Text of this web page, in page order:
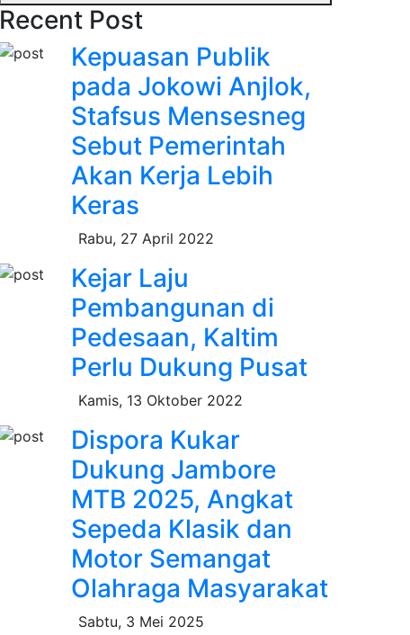
Recent Post
Kepuasan Publik
pada Jokowi Anjlok,
Stafsus Mensesneg
Sebut Pemerintah
Akan Kerja Lebih
Keras
Rabu, 27 April 2022
Kejar Laju
Pembangunan di
Pedesaan, Kaltim
Perlu Dukung Pusat
Kamis, 13 Oktober 2022
Dispora Kukar
Dukung Jambore
MTB 2025, Angkat
Sepeda Klasik dan
Motor Semangat
Olahraga Masyarakat
Sabtu, 3 Mei 2025